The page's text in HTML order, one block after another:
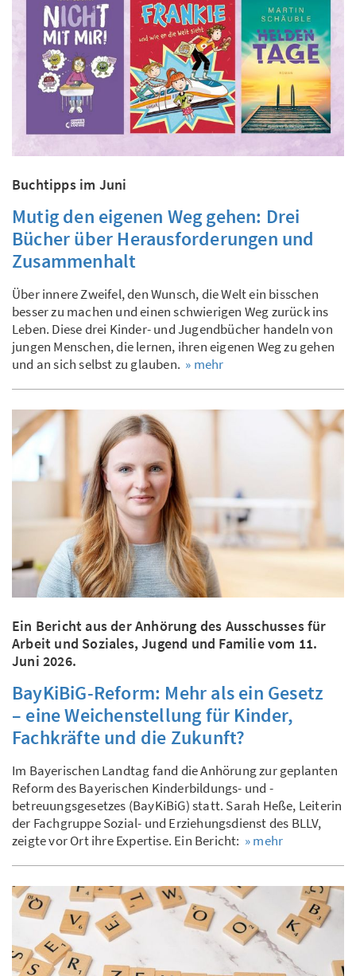
Buchtipps im Juni
Mutig den eigenen Weg gehen: Drei
Bücher über Herausforderungen und
Zusammenhalt
Über innere Zweifel, den Wunsch, die Welt ein bisschen
besser zu machen und einen schwierigen Weg zurück ins
Leben. Diese drei Kinder- und Jugendbücher handeln von
jungen Menschen, die lernen, ihren eigenen Weg zu gehen
und an sich selbst zu glauben. » mehr
Ein Bericht aus der Anhörung des Ausschusses für
Arbeit und Soziales, Jugend und Familie vom 11.
Juni 2026.
BayKiBiG-Reform: Mehr als ein Gesetz
– eine Weichenstellung für Kinder,
Fachkräfte und die Zukunft?
Im Bayerischen Landtag fand die Anhörung zur geplanten
Reform des Bayerischen Kinderbildungs- und -
betreuungsgesetzes (BayKiBiG) statt. Sarah Heße, Leiterin
der Fachgruppe Sozial- und Erziehungsdienst des BLLV,
zeigte vor Ort ihre Expertise. Ein Bericht: » mehr